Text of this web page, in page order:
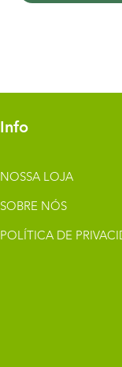
Info
NOSSA LOJA
SOBRE NÓS
POLÍTICA DE